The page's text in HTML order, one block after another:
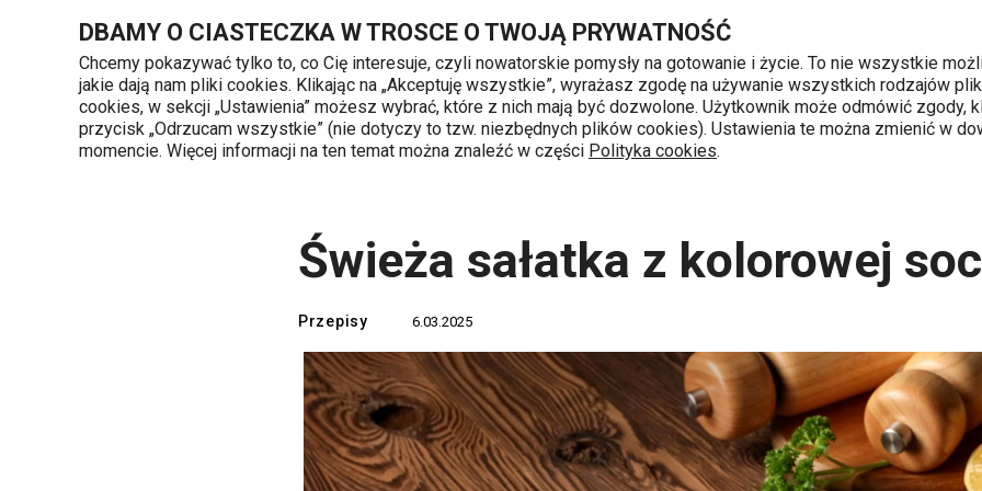
DBAMY O CIASTECZKA W TROSCE O TWOJĄ PRYWATNOŚĆ
Chcemy pokazywać tylko to, co Cię interesuje, czyli nowatorskie pomysły na gotowanie i życie. To nie wszystkie
jakie dają nam pliki cookies. Klikając na „Akceptuję wszystkie”, wyrażasz zgodę na używanie wszystkich rodzajów
cookies, w sekcji „Ustawienia” możesz wybrać, które z nich mają być dozwolone. Użytkownik może odmówić zgody,
przycisk „Odrzucam wszystkie” (nie dotyczy to tzw. niezbędnych plików cookies). Ustawienia te można zmienić w
momencie. Więcej informacji na ten temat można znaleźć w części Polityka cookies.
Przejdź do głównej zawartości
Przejdź do wyszukiwania
Przejdź do nawigacji
Kategorie produktów 720 809 700
Poniedziałek - piątek od 8 do 16
Świeża sałatka z kolorowej
Przepisy 6.03.2025